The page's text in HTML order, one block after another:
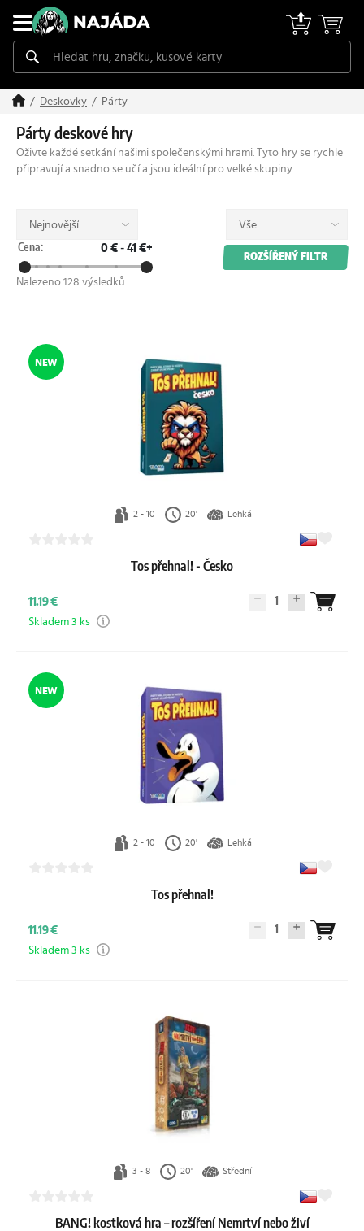
Deskovky Párty
Párty deskové hry
Oživte každé setkání našimi společenskými hrami. Tyto hry se rychle
připravují a snadno se učí a jsou ideální pro velké skupiny.
Nejnovější
Vše
Cena:
0 € - 41 €+
ROZŠÍŘENÝ FILTR
Nalezeno 128 výsledků
NEW
2 - 10 20' Lehká
Tos přehnal! - Česko
11.19 € 1
Skladem 3 ks
NEW
2 - 10 20' Lehká
Tos přehnal!
11.19 € 1
Skladem 3 ks
3 - 8 20' Střední
BANG! kostková hra – rozšíření Nemrtví nebo živí